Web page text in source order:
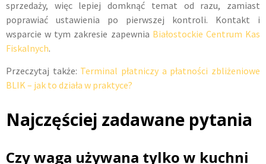
sprzedaży, więc lepiej domknąć temat od razu, zamiast
poprawiać ustawienia po pierwszej kontroli. Kontakt i
wsparcie w tym zakresie zapewnia Białostockie Centrum Kas
Fiskalnych.
Przeczytaj także: Terminal płatniczy a płatności zbliżeniowe
BLIK – jak to działa w praktyce?
Najczęściej zadawane pytania
Czy waga używana tylko w kuchni